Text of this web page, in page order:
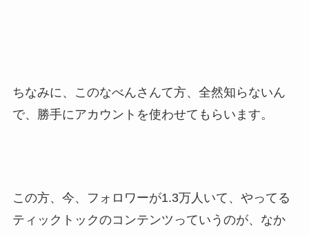
ちなみに、このなべんさんて方、全然知らないん
で、勝手にアカウントを使わせてもらいます。
この方、今、フォロワーが1.3万人いて、やってる
ティックトックのコンテンツっていうのが、なか